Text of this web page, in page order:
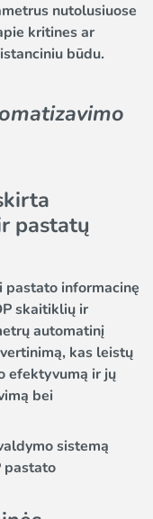
nutolusiuose
kritines ar
būdu.
pastatų
pastato informacinę
skaitiklių ir
automatinį
kas leistų
efektyvumą ir jų
bei
sistemą
pastato